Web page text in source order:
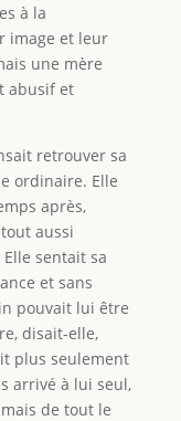
à la
image et leur
une mère
abusif et
retrouver sa
ordinaire. Elle
après,
aussi
sentait sa
et sans
pouvait lui être
disait-elle,
plus seulement
arrivé à lui seul,
de tout le